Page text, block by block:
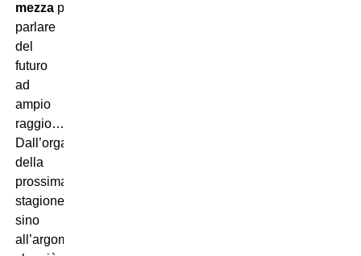
mezza per
parlare
del
futuro
ad
ampio
raggio…
Dall’organizzazione
della
prossima
stagione
sino
all’argomento